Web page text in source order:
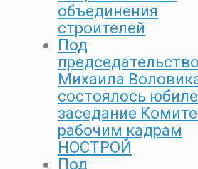
объединения
строителей
Под
Михаила
состоялось
заседание
рабочим кадрам
НОСТРОЙ
Под